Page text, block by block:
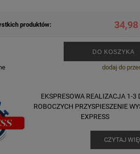
produktów: 34,98
DO KOSZYKA
dodaj do
EKSPRESOWA REALIZACJA 1-3
ROBOCZYCH PRZYSPIESZENIE
EXPRESS
CZYTAJ